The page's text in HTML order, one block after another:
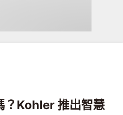
推出智慧蓮蓬頭喇叭 讓你邊洗澡邊
？Kohler 推出智慧